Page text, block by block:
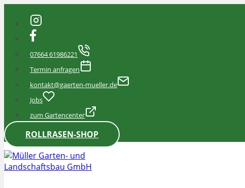
Inhalt
springen
07664 61986221
Termin anfragen
kontakt@gaerten-mueller.de
Jobs
zum Gartencenter
ROLLRASEN-SHOP